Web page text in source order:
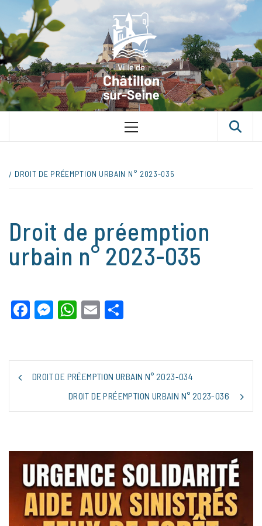
content
VILLE
SUR-SEINE
UNE VILLE DANS UN PARC
Primary
DROIT DE PRÉEMPTION URBAIN N° 2023-035
Droit de préemption
urbain n° 2023-035
Facebook
Messenger
WhatsApp
Email
NAVIGATION
DE
DROIT DE PRÉEMPTION URBAIN N° 2023-034
DROIT DE PRÉEMPTION URBAIN N° 2023-036